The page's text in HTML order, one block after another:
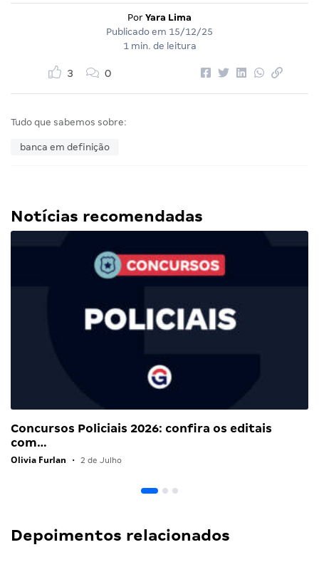
Por Yara Lima
Publicado em 15/12/25
1 min. de leitura
3 0
Tudo que sabemos sobre:
banca em definição
Notícias recomendadas
Concursos Policiais 2026: confira os editais
com…
Olivia Furlan • 2 de Julho
Depoimentos relacionados